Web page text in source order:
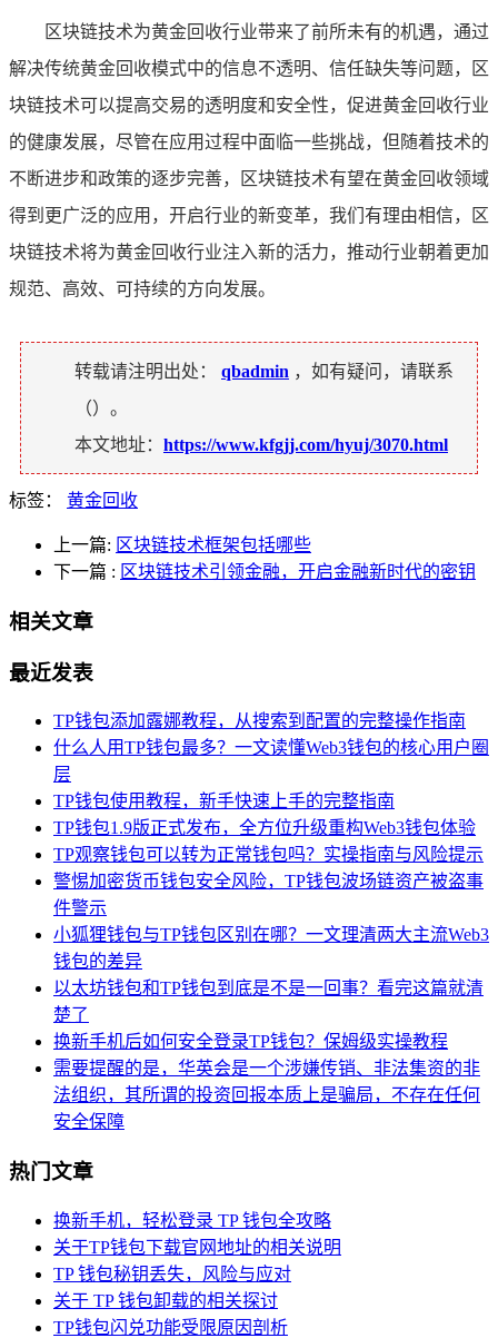
区块链技术为黄金回收行业带来了前所未有的机遇，通过
解决传统黄金回收模式中的信息不透明、信任缺失等问题，区
块链技术可以提高交易的透明度和安全性，促进黄金回收行业
的健康发展，尽管在应用过程中面临一些挑战，但随着技术的
不断进步和政策的逐步完善，区块链技术有望在黄金回收领域
得到更广泛的应用，开启行业的新变革，我们有理由相信，区
块链技术将为黄金回收行业注入新的活力，推动行业朝着更加
规范、高效、可持续的方向发展。
转载请注明出处： qbadmin ，如有疑问，请联系
（）。
本文地址： https://www.kfgjj.com/hyuj/3070.html
标签： 黄金回收
上一篇: 区块链技术框架包括哪些
下一篇 : 区块链技术引领金融，开启金融新时代的密钥
相关文章
最近发表
TP钱包添加露娜教程，从搜索到配置的完整操作指南
什么人用TP钱包最多？一文读懂Web3钱包的核心用户圈
层
TP钱包使用教程，新手快速上手的完整指南
TP钱包1.9版正式发布，全方位升级重构Web3钱包体验
TP观察钱包可以转为正常钱包吗？实操指南与风险提示
警惕加密货币钱包安全风险，TP钱包波场链资产被盗事
件警示
小狐狸钱包与TP钱包区别在哪？一文理清两大主流Web3
钱包的差异
以太坊钱包和TP钱包到底是不是一回事？看完这篇就清
楚了
换新手机后如何安全登录TP钱包？保姆级实操教程
需要提醒的是，华英会是一个涉嫌传销、非法集资的非
法组织，其所谓的投资回报本质上是骗局，不存在任何
安全保障
热门文章
换新手机，轻松登录 TP 钱包全攻略
关于TP钱包下载官网地址的相关说明
TP 钱包秘钥丢失，风险与应对
关于 TP 钱包卸载的相关探讨
TP钱包闪兑功能受限原因剖析